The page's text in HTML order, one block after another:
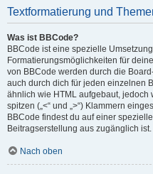
Textformatierung und
Was ist BBCode?
BBCode ist eine spezielle
Formatierungsmöglichkeiten für
von BBCode werden durch die
auch durch dich für jeden einzelnen
ähnlich wie HTML aufgebaut, jedoch
spitzen („<“ und „>“) Klammern
BBCode findest du auf einer
Beitragserstellung aus zugänglich ist.
Nach oben